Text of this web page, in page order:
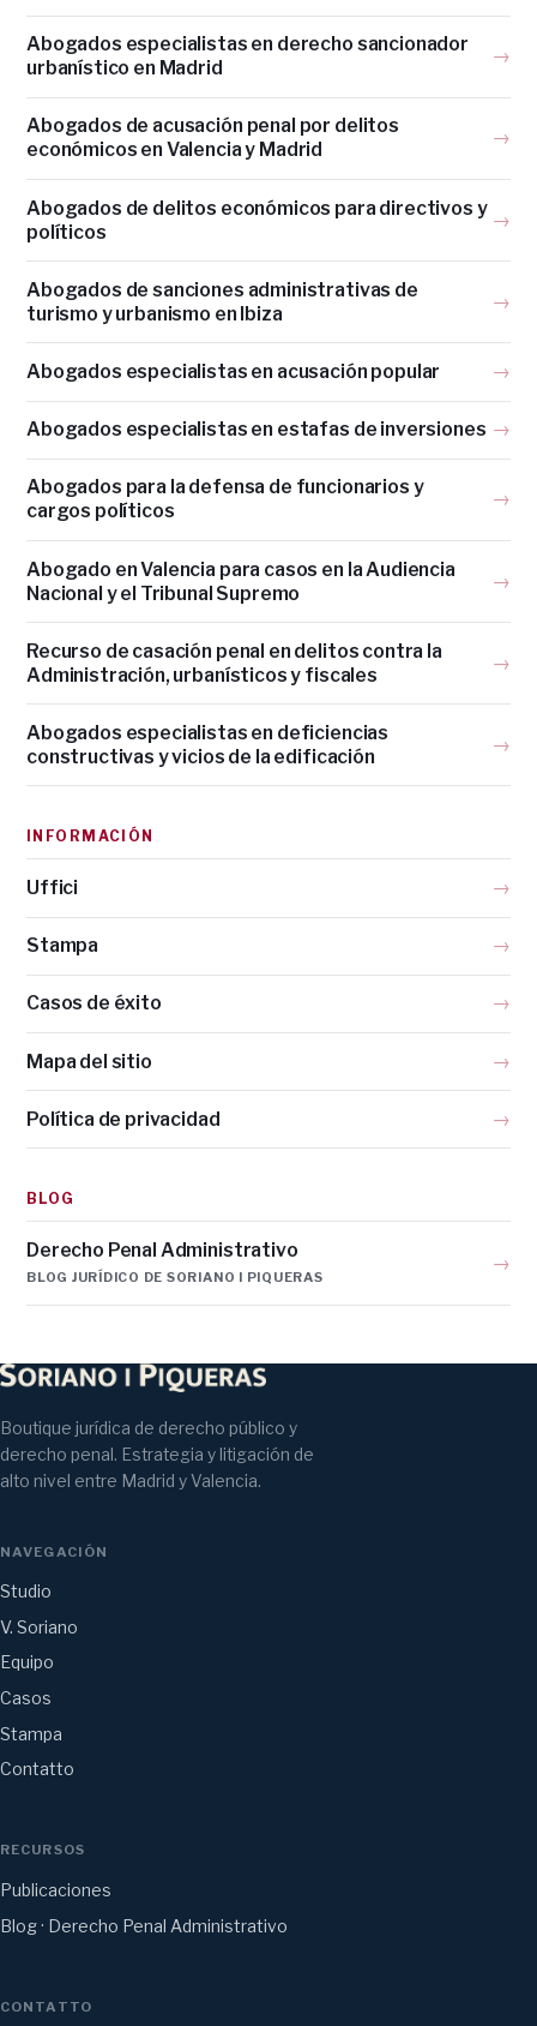
Abogados especialistas en derecho sancionador
urbanístico en Madrid
→
Abogados de acusación penal por delitos
económicos en Valencia y Madrid
→
Abogados de delitos económicos para directivos y
políticos
→
Abogados de sanciones administrativas de
turismo y urbanismo en Ibiza
→
Abogados especialistas en acusación popular →
Abogados especialistas en estafas de inversiones →
Abogados para la defensa de funcionarios y
cargos políticos
→
Abogado en Valencia para casos en la Audiencia
Nacional y el Tribunal Supremo
→
Recurso de casación penal en delitos contra la
Administración, urbanísticos y fiscales
→
Abogados especialistas en deficiencias
constructivas y vicios de la edificación
→
INFORMACIÓN
Uffici →
Stampa →
Casos de éxito →
Mapa del sitio →
Política de privacidad →
BLOG
Derecho Penal Administrativo
BLOG JURÍDICO DE SORIANO I PIQUERAS
→
Boutique jurídica de derecho público y
derecho penal. Estrategia y litigación de
alto nivel entre Madrid y Valencia.
NAVEGACIÓN
Studio
V. Soriano
Equipo
Casos
Stampa
Contatto
RECURSOS
Publicaciones
Blog · Derecho Penal Administrativo
CONTATTO